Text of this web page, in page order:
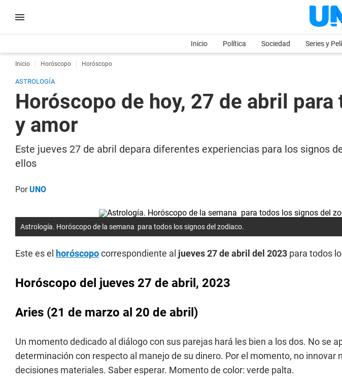
Inicio Política Sociedad Series y
Inicio Horóscopo Horóscopo
ASTROLOGÍA
Horóscopo de hoy, 27 de abril
y amor
Este jueves 27 de abril depara diferentes experiencias para los signos
ellos
PorUNO
Astrología. Horóscopo de la semana para todos los signos del zodiaco.
Este es el horóscopocorrespondiente al jueves 27 de abril del 2023 para todos
Horóscopo del jueves 27 de abril, 2023
Aries (21 de marzo al 20 de abril)
Un momento dedicado al diálogo con sus parejas hará les bien a los dos. No se
determinación con respecto al manejo de su dinero. Por el momento, no innovar
decisiones materiales. Saber esperar. Momento de color: verde palta.